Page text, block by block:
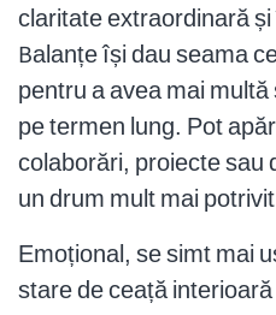
claritate extraordinară
Balanțe își dau seama
pentru a avea mai
pe termen lung. Pot
colaborări, proiecte sau
un drum mult mai
Emoțional, se simt mai
stare de ceață